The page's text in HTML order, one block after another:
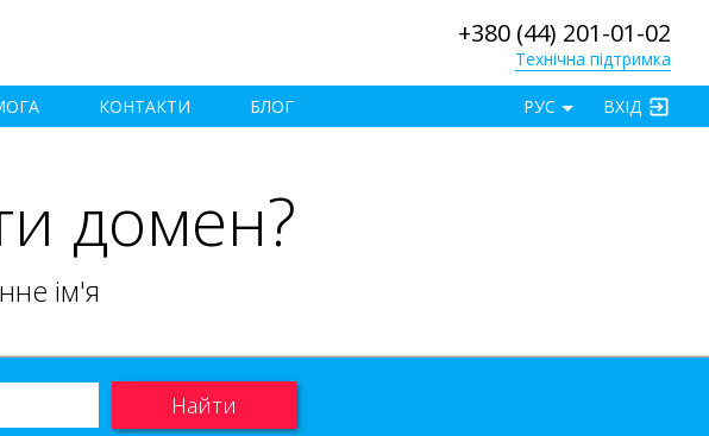
+380 (44) 201-01-02
Технічна підтримка
КОНТАКТИ БЛОГ ВХІД
РУС
домен?
ім'я